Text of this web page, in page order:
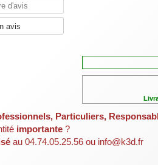
d'avis
avis
Particuliers,
importante?
au 04.74.05.25.56 ou info@k3d.fr